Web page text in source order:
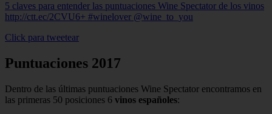
5 claves para entender las puntuaciones Wine Spectator de los vinos
http://ctt.ec/2CVU6+ #winelover @wine_to_you
Click para tweetear
Puntuaciones 2017
Dentro de las últimas puntuaciones Wine Spectator encontramos en
las primeras 50 posiciones 6 vinos españoles: